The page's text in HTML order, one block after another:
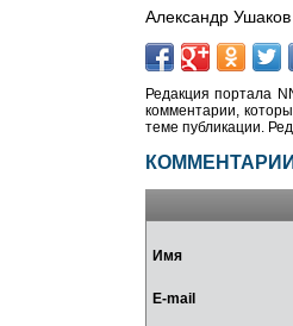
Александр
Редакция портала
комментарии,
теме публикации.
КОММЕНТАРИИ
Имя
E-mail